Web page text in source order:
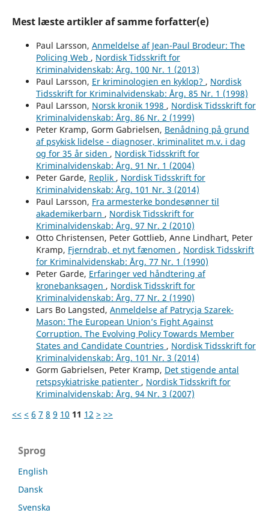
Mest læste artikler af samme forfatter(e)
Paul Larsson, Anmeldelse af Jean-Paul Brodeur: The
Policing Web , Nordisk Tidsskrift for
Kriminalvidenskab: Årg. 100 Nr. 1 (2013)
Paul Larsson, Er kriminologien en kyklop? , Nordisk
Tidsskrift for Kriminalvidenskab: Årg. 85 Nr. 1 (1998)
Paul Larsson, Norsk kronik 1998 , Nordisk Tidsskrift for
Kriminalvidenskab: Årg. 86 Nr. 2 (1999)
Peter Kramp, Gorm Gabrielsen, Benådning på grund
af psykisk lidelse - diagnoser, kriminalitet m.v. i dag
og for 35 år siden , Nordisk Tidsskrift for
Kriminalvidenskab: Årg. 91 Nr. 1 (2004)
Peter Garde, Replik , Nordisk Tidsskrift for
Kriminalvidenskab: Årg. 101 Nr. 3 (2014)
Paul Larsson, Fra armesterke bondesønner til
akademikerbarn , Nordisk Tidsskrift for
Kriminalvidenskab: Årg. 97 Nr. 2 (2010)
Otto Christensen, Peter Gottlieb, Anne Lindhart, Peter
Kramp, Fjerndrab, et nyt fænomen , Nordisk Tidsskrift
for Kriminalvidenskab: Årg. 77 Nr. 1 (1990)
Peter Garde, Erfaringer ved håndtering af
kronebanksagen , Nordisk Tidsskrift for
Kriminalvidenskab: Årg. 77 Nr. 2 (1990)
Lars Bo Langsted, Anmeldelse af Patrycja Szarek-
Mason: The European Union’s Fight Against
Corruption. The Evolving Policy Towards Member
States and Candidate Countries , Nordisk Tidsskrift for
Kriminalvidenskab: Årg. 101 Nr. 3 (2014)
Gorm Gabrielsen, Peter Kramp, Det stigende antal
retspsykiatriske patienter , Nordisk Tidsskrift for
Kriminalvidenskab: Årg. 94 Nr. 3 (2007)
<< < 6 7 8 9 10 11 12 > >>
Sprog
English
Dansk
Svenska